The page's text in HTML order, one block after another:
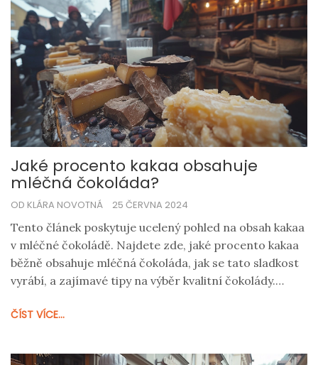
Jaké procento kakaa obsahuje
mléčná čokoláda?
OD KLÁRA NOVOTNÁ 25 ČERVNA 2024
Tento článek poskytuje ucelený pohled na obsah kakaa
v mléčné čokoládě. Najdete zde, jaké procento kakaa
běžně obsahuje mléčná čokoláda, jak se tato sladkost
vyrábí, a zajímavé tipy na výběr kvalitní čokolády.
hořkou čokoládou.
ČÍST VÍCE...